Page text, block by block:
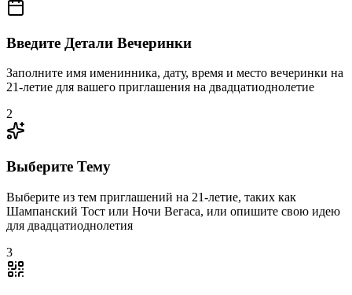
Введите Детали Вечеринки
Заполните имя именинника, дату, время и место вечеринки на
21-летие для вашего приглашения на двадцатиоднолетие
2
Выберите Тему
Выберите из тем приглашений на 21-летие, таких как
Шампанский Тост или Ночи Вегаса, или опишите свою идею
для двадцатиоднолетия
3